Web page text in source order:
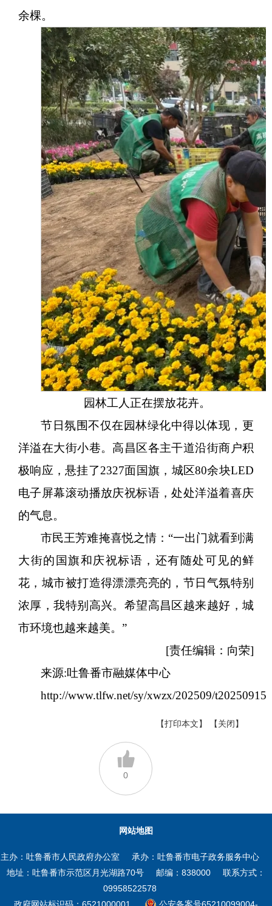
余棵。
园林工人正在摆放花卉。
节日氛围不仅在园林绿化中得以体现，更
洋溢在大街小巷。高昌区各主干道沿街商户积
极响应，悬挂了2327面国旗，城区80余块LED
电子屏幕滚动播放庆祝标语，处处洋溢着喜庆
的气息。
市民王芳难掩喜悦之情： “一出门就看到满
大街的国旗和庆祝标语，还有随处可见的鲜
花，城市被打造得漂漂亮亮的，节日气氛特别
浓厚，我特别高兴。希望高昌区越来越好，城
市环境也越来越美。”
[责任编辑：向荣]
来源:吐鲁番市融媒体中心
http://www.tlfw.net/sy/xwzx/202509/
【打印本文】 【关闭】
0
网站地图
主办：吐鲁番市人民政府办公室
承办：吐鲁番市电子政务服务中心
地址：吐鲁番市示范区月光湖路70号
邮编：838000
联系方式：
09958522578
政府网站标识码：6521000001
公安备案号65210099004-